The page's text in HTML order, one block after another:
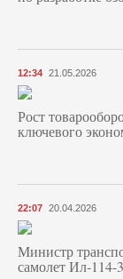
12:34 21.05.2026
Рост
ключевого
22:07 20.04.2026
Министр
самолет Ил-114-